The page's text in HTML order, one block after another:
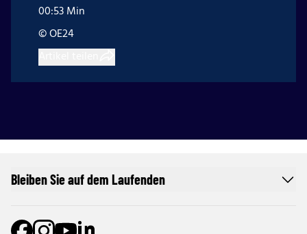
00:53 Min
© OE24
Bleiben Sie auf dem Laufenden